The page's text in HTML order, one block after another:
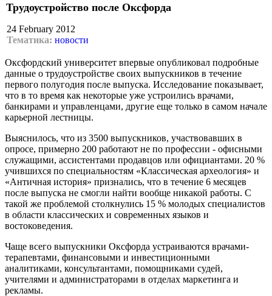
Трудоустройство после Оксфорда
24 February 2012
Тематика: новости
Оксфордский университет впервые опубликовал подробные
данные о трудоустройстве своих выпускников в течение
первого полугодия после выпуска. Исследование показывает,
что в то время как некоторые уже устроились врачами,
банкирами и управленцами, другие еще только в самом начале
карьерной лестницы.
Выяснилось, что из 3500 выпускников, участвовавших в
опросе, примерно 200 работают не по профессии - офисными
служащими, ассистентами продавцов или официантами. 20 %
учившихся по специальностям «Классическая археология» и
«Античная история» признались, что в течение 6 месяцев
после выпуска не смогли найти вообще никакой работы. С
такой же проблемой столкнулись 15 % молодых специалистов
в области классических и современных языков и
востоковедения.
Чаще всего выпускники Оксфорда устраиваются врачами-
терапевтами, финансовыми и инвестиционными
аналитиками, консультантами, помощниками судей,
учителями и администраторами в отделах маркетинга и
рекламы.